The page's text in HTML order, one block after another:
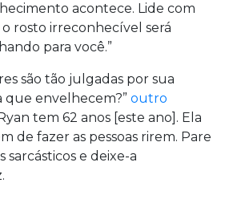
acontece. Lide com
rosto irreconhecível será
para você.”
são tão julgadas por sua
que envelhecem?” outro
tem 62 anos [este ano]. Ela
de fazer as pessoas rirem. Pare
sarcásticos e deixe-a